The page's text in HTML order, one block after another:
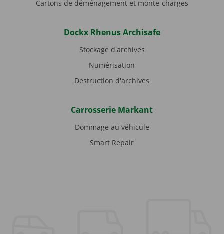
Cartons de déménagement et monte-charges
Dockx Rhenus Archisafe
Stockage d'archives
Numérisation
Destruction d'archives
Carrosserie Markant
Dommage au véhicule
Smart Repair